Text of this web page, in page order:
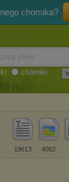
chomika?
chomiki
4062
19613